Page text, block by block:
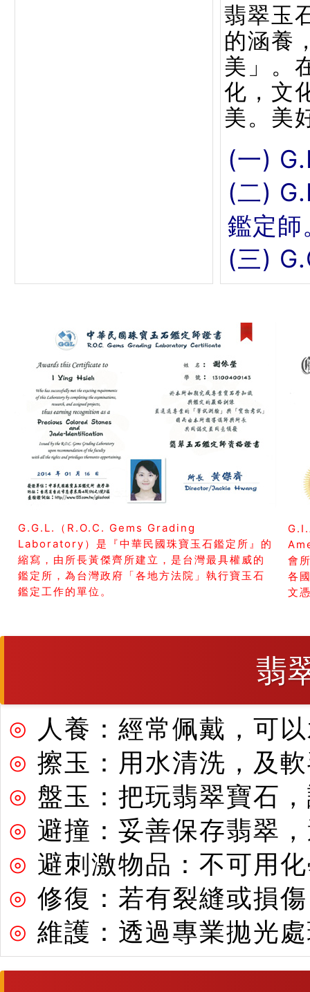
翡翠玉
的涵養
美」。
化，文
美。美
(一)
(二)
鑑定師
(三)
G.G.L.（R.O.C. Gems Grading
Laboratory）是『中華民國珠寶玉石鑑定所』的
縮寫，由所長黃傑齊所建立，是台灣最具權威的
鑑定所，為台灣政府「各地方法院」執行寶玉石
鑑定工作的單位。
會
各
文
翡
⊙ 人養：經常佩戴，可
⊙ 擦玉：用水清洗，及
⊙ 盤玉：把玩翡翠寶石
⊙ 避撞：妥善保存翡翠
⊙ 避刺激物品：不可用
⊙ 修復：若有裂縫或損
⊙ 維護：透過專業拋光